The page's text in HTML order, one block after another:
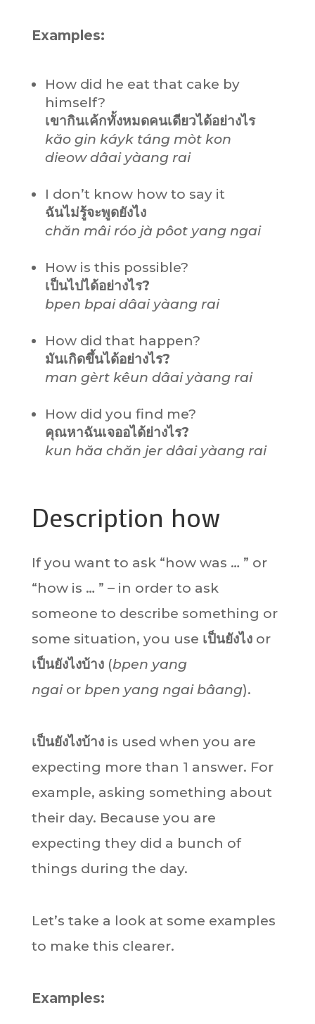
Examples:
How did he eat that cake by
himself?
เขากินเค้กทั้งหมดคนเดียวได้อย่างไร
kăo gin káyk táng mòt kon
dieowdâai yàang rai
I don’t know how to say it
ฉันไม่รู้จะพูดยังไง
chăn mâi róo jà pôot yang ngai
How is this possible?
เป็นไปได้อย่างไร?
bpen bpai dâai yàang rai
How did that happen?
มันเกิดขึ้นได้อย่างไร?
man gèrt kêun dâai yàang rai
How did you find me?
คุณหาฉันเจออได้ย่างไร?
kun hăa chăn jer dâai yàang rai
Description how
If you want to ask “how was … ” or
“how is … ” – in order to ask
someone to describe something or
some situation, you use เป็นยังไงor
เป็นยังไงบ้าง(bpen yang
ngai orbpen yang ngai bâang).
เป็นยังไงบ้างis used when you are
expecting more than 1 answer. For
example, asking something about
their day. Because you are
expecting they did a bunch of
things during the day.
Let’s take a look at some examples
to make this clearer.
Examples: